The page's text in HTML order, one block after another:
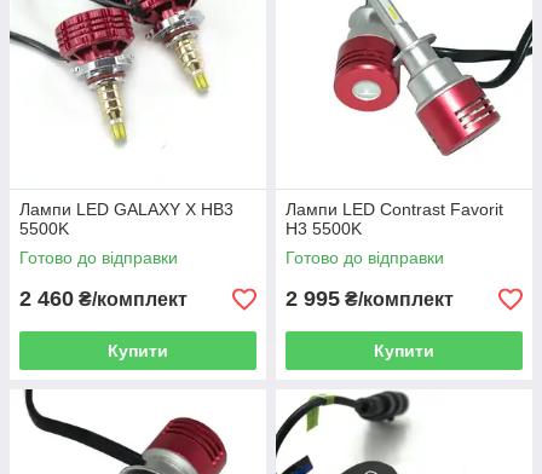
Лампи LED GALAXY X HB3
5500K
Готово до відправки
2 460 ₴/комплект
Купити
Лампи LED Contrast Favorit
H3 5500K
Готово до відправки
2 995 ₴/комплект
Купити